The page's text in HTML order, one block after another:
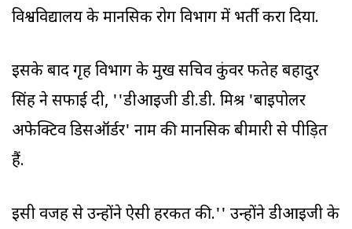
विश्वविद्यालय के मानसिक रोग विभाग में भर्ती करा दिया.
इसके बाद गृह विभाग के प्रमुख सचिव कुंवर फतेह बहादुर
सिंह ने सफाई दी, ''डीआइजी डी.डी. मिश्र 'बाइपोलर
अफेक्टिव डिसऑर्डर' नाम की मानसिक बीमारी से पीड़ित
हैं.
इसी वजह से उन्होंने ऐसी हरकत की.'' उन्होंने डीआइजी के